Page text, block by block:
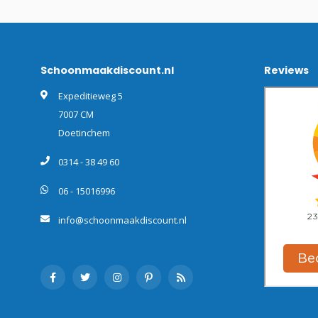
Schoonmaakdiscount.nl
Expeditieweg 5
7007 CM
Doetinchem
0314 - 38 49 60
06 - 15016996
info@schoonmaakdiscount.nl
Reviews